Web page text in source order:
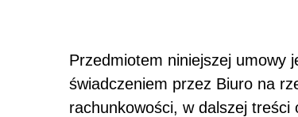
Przedmiotem niniejszej umowy
świadczeniem przez Biuro na
rachunkowości, w dalszej treści